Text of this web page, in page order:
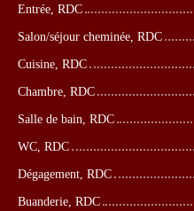
Entrée, RDC
Salon/séjour cheminée, RDC
Cuisine, RDC
Chambre, RDC
Salle de bain, RDC
WC, RDC
Dégagement, RDC
Buanderie, RDC